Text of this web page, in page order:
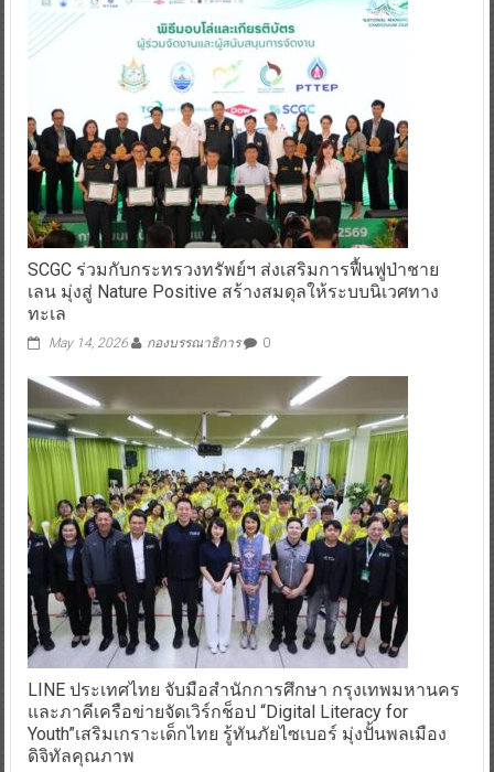
SCGC ร่วมกับกระทรวงทรัพย์ฯ ส่งเสริมการฟื้นฟูป่าชาย
เลน มุ่งสู่ Nature Positive สร้างสมดุลให้ระบบนิเวศทาง
ทะเล
May 14, 2026 กองบรรณาธิการ 0
LINE ประเทศไทย จับมือสำนักการศึกษา กรุงเทพมหานคร
และภาคีเครือข่ายจัดเวิร์กช็อป “Digital Literacy for
Youth”เสริมเกราะเด็กไทย รู้ทันภัยไซเบอร์ มุ่งปั้นพลเมือง
ดิจิทัลคุณภาพ